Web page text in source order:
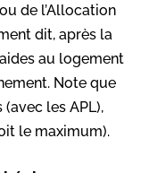
de l’Allocation
dit, après la
au logement
Note que
les APL),
le maximum).